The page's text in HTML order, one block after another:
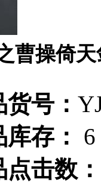
曹操倚天
号：
存：
6
击数：